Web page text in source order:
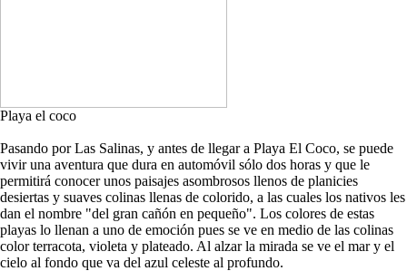
Playa el coco
Pasando por Las Salinas, y antes de llegar a Playa El Coco, se puede
vivir una aventura que dura en automóvil sólo dos horas y que le
permitirá conocer unos paisajes asombrosos llenos de planicies
desiertas y suaves colinas llenas de colorido, a las cuales los nativos les
dan el nombre "del gran cañón en pequeño". Los colores de estas
playas lo llenan a uno de emoción pues se ve en medio de las colinas
color terracota, violeta y plateado. Al alzar la mirada se ve el mar y el
cielo al fondo que va del azul celeste al profundo.